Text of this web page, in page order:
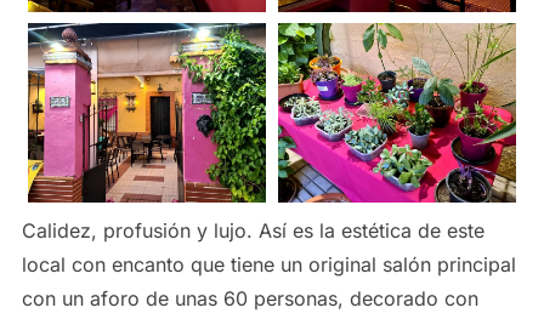
Calidez, profusión y lujo. Así es la estética de este
local con encanto que tiene un original salón principal
con un aforo de unas 60 personas, decorado con